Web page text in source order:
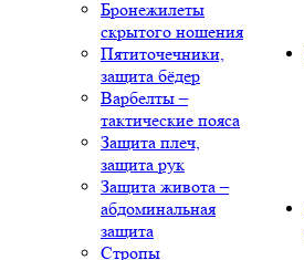
Бронежилеты
скрытого ношения
Пятиточечники,
защита бёдер
Варбелты –
тактические пояса
Защита плеч,
защита рук
Защита живота –
абдоминальная
защита
Стропы